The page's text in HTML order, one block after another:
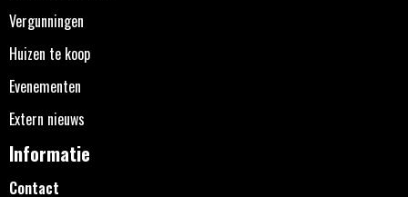
Vergunningen
Huizen te koop
Evenementen
Extern nieuws
Informatie
Contact